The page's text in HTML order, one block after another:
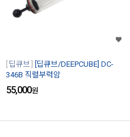
딥큐브
[딥큐브/DEEPCUBE] DC-
346B 직렬부력암
55,000원